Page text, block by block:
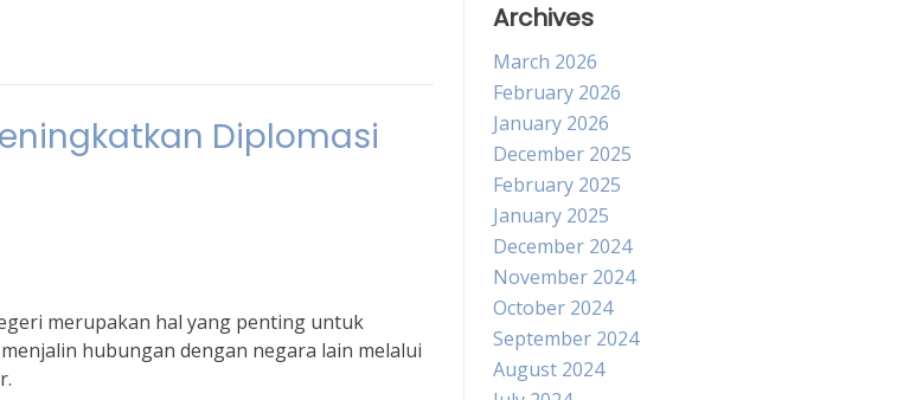
Diplomasi
merupakan hal yang penting untuk
hubungan dengan negara lain melalui
Archives
March 2026
February 2026
January 2026
December 2025
February 2025
January 2025
December 2024
November 2024
October 2024
September 2024
August 2024